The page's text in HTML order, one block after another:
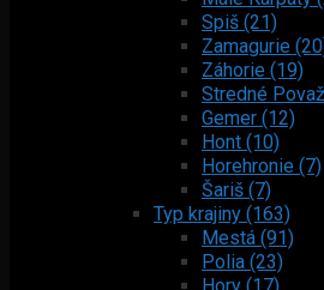
Spiš (21)
Zamagurie
Záhorie (19)
Stredné
Gemer (12)
Hont (10)
Horehronie (7)
Šariš (7)
Typ krajiny (163)
Mestá (91)
Polia (23)